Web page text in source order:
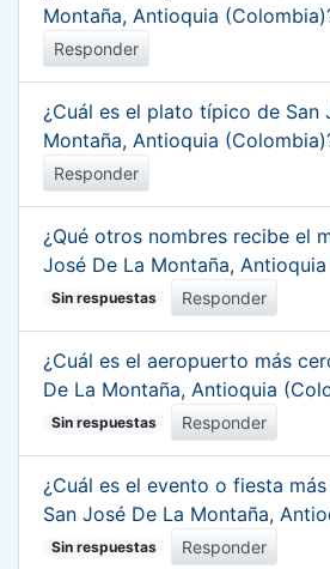
Montaña, Antioquia
Responder
¿Cuál es el plato típico de San
Montaña, Antioquia
Responder
¿Qué otros nombres recibe el
José De La Montaña,
Sin respuestas Responder
¿Cuál es el aeropuerto más
De La Montaña, Antioquia
Sin respuestas Responder
¿Cuál es el evento o fiesta
San José De La Montaña,
Sin respuestas Responder